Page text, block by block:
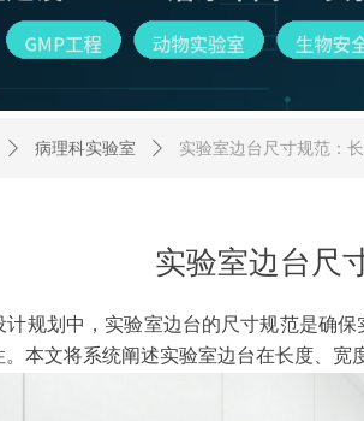
实验室边台尺
计规划中，实验室边台的尺寸规范是确
。本文将系统阐述实验室边台在长度、宽
ꄲ 病理科实验室 ꄲ 实验室边台尺寸规范：